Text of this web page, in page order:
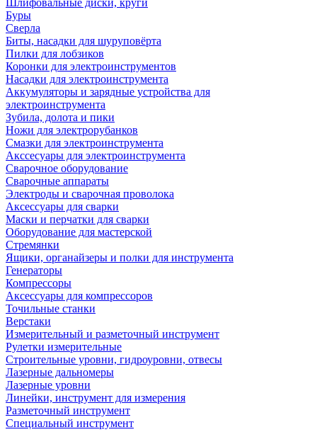
Шлифовальные диски, круги
Буры
Сверла
Биты, насадки для шуруповёрта
Пилки для лобзиков
Коронки для электроинструментов
Насадки для электроинструмента
Аккумуляторы и зарядные устройства для
электроинструмента
Зубила, долота и пики
Ножи для электрорубанков
Смазки для электроинструмента
Акссесуары для электроинструмента
Сварочное оборудование
Сварочные аппараты
Электроды и сварочная проволока
Аксессуары для сварки
Маски и перчатки для сварки
Оборудование для мастерской
Стремянки
Ящики, органайзеры и полки для инструмента
Генераторы
Компрессоры
Аксессуары для компрессоров
Точильные станки
Верстаки
Измерительный и разметочный инструмент
Рулетки измерительные
Строительные уровни, гидроуровни, отвесы
Лазерные дальномеры
Лазерные уровни
Линейки, инструмент для измерения
Разметочный инструмент
Специальный инструмент